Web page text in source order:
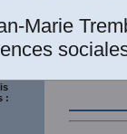
:
Marie